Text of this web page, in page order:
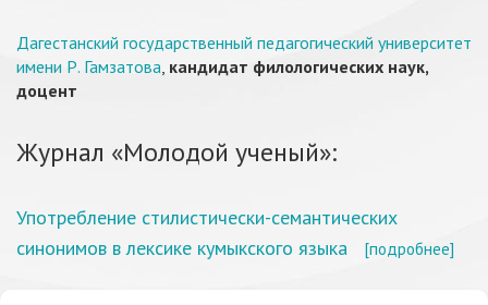
Дагестанский государственный педагогический университет
имени Р. Гамзатова, кандидат филологических наук,
доцент
Журнал «Молодой ученый»:
Употребление стилистически-семантических
синонимов в лексике кумыкского языка
[подробнее]